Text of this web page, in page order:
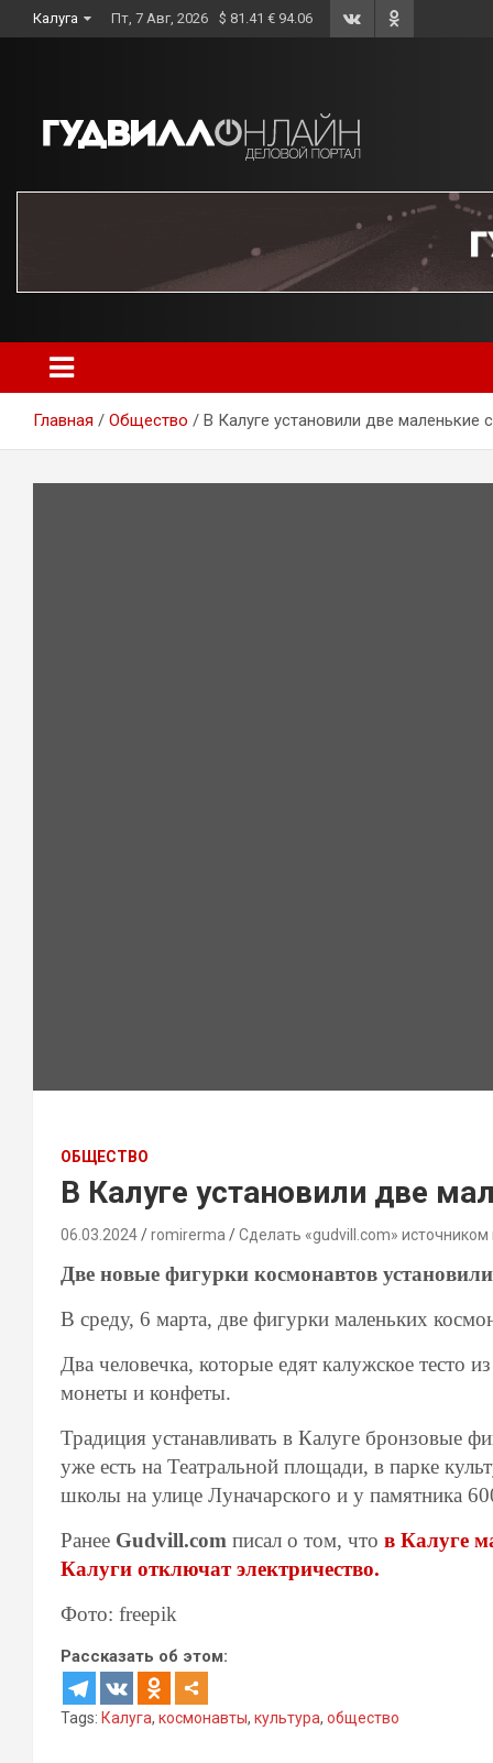
to
Калуга Пт, 7 Авг, 2026 $ 81.41 € 94.06
Главная Общество В Калуге установили две маленькие
ОБЩЕСТВО
В Калуге установили две
06.03.2024 romirerma Сделать «gudvill.com» источником
Две новые фигурки космонавтов
В среду, 6 марта, две фигурки маленьких
Два человечка, которые едят калужское тесто
монеты и конфеты.
Традиция устанавливать в Калуге бронзовые
уже есть на Театральной площади, в парке
школы на улице Луначарского и у памятника
Ранее Gudvill.com писал о том, что в Калуге
Калуги отключат электричество.
Фото: freepik
Рассказать об этом:
Tags: Калуга, космонавты, культура, общество